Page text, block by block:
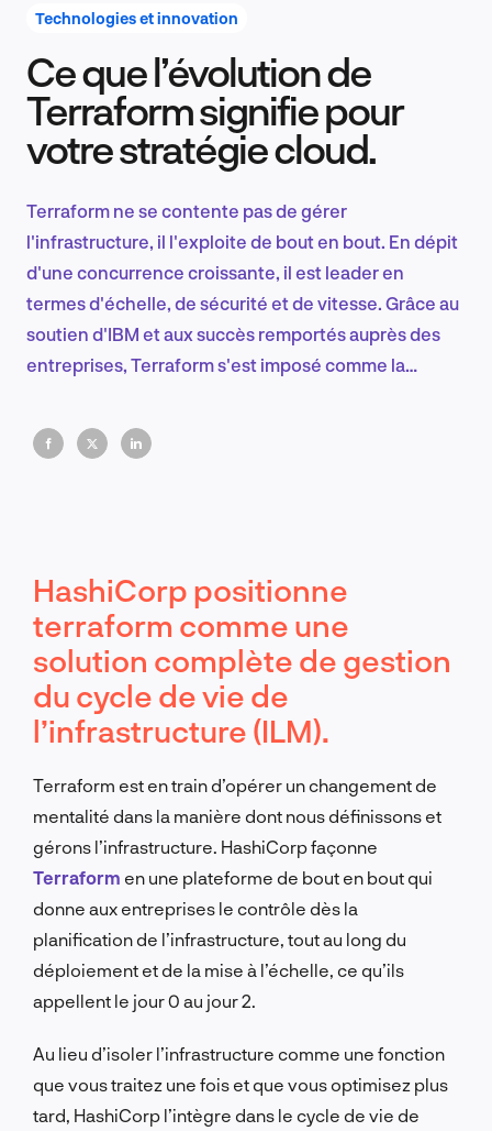
Recherche et conception produit
EN
Technologies et innovation
Ce que l’évolution de
Terraform signifie pour
votre stratégie cloud.
Terraform ne se contente pas de gérer
l'infrastructure, il l'exploite de bout en bout. En dépit
d'une concurrence croissante, il est leader en
termes d'échelle, de sécurité et de vitesse. Grâce au
soutien d'IBM et aux succès remportés auprès des
entreprises, Terraform s'est imposé comme la
d'infrastructure soucieuses de performances.
HashiCorp positionne
terraform comme une
solution complète de gestion
du cycle de vie de
l’infrastructure (ILM).
Terraform est en train d’opérer un changement de
mentalité dans la manière dont nous définissons et
gérons l’infrastructure. HashiCorp façonne
Terraform en une plateforme de bout en bout qui
donne aux entreprises le contrôle dès la
planification de l’infrastructure, tout au long du
déploiement et de la mise à l’échelle, ce qu’ils
appellent le jour 0 au jour 2.
Au lieu d’isoler l’infrastructure comme une fonction
que vous traitez une fois et que vous optimisez plus
tard, HashiCorp l’intègre dans le cycle de vie de